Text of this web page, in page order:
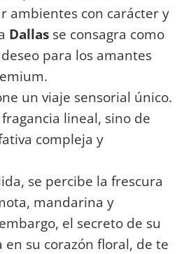
ambientes con carácter y
Dallas se consagra como
para los amantes
un viaje sensorial único.
lineal, sino de
compleja y
se percibe la frescura
mandarina y
el secreto de su
su corazón floral, de te